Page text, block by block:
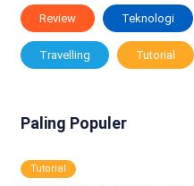
Review Teknologi
Travelling Tutorial
Paling Populer
Tutorial